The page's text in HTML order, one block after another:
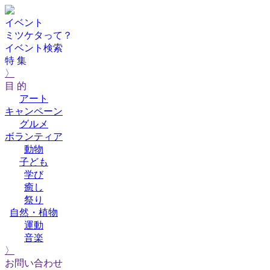
イベント
ミツケタって？
イベント検索
特 集
〉
目 的
アート
キャンペーン
グルメ
ボランティア
動物
子ども
学び
癒し
祭り
自然・植物
運動
音楽
〉
お問い合わせ